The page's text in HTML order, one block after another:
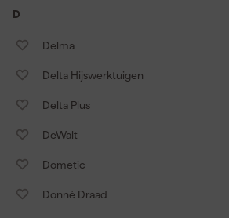
D
Delma
Delta Hijswerktuigen
Delta Plus
DeWalt
Dometic
Donné Draad